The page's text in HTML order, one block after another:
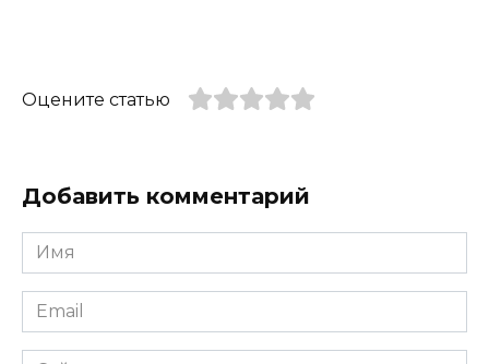
Оцените статью
Добавить комментарий
Имя
*
Email
*